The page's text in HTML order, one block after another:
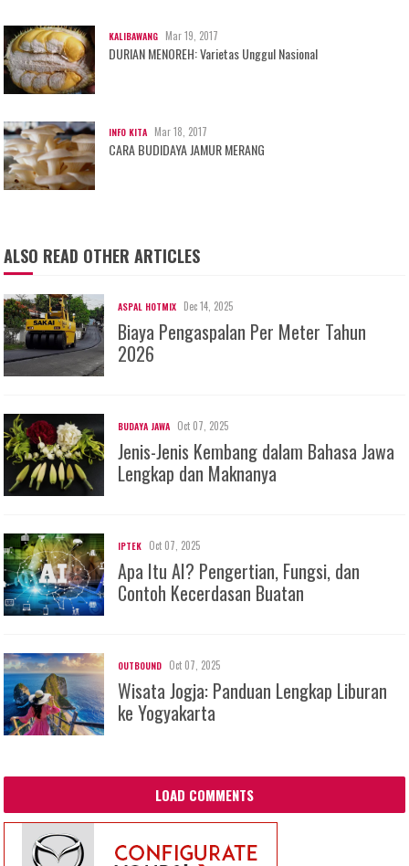
KALIBAWANG Mar 19, 2017
DURIAN MENOREH: Varietas Unggul Nasional
INFO KITA Mar 18, 2017
CARA BUDIDAYA JAMUR MERANG
ALSO READ OTHER ARTICLES
ASPAL HOTMIX Dec 14, 2025
Biaya Pengaspalan Per Meter Tahun
2026
BUDAYA JAWA Oct 07, 2025
Jenis-Jenis Kembang dalam Bahasa Jawa
Lengkap dan Maknanya
IPTEK Oct 07, 2025
Apa Itu AI? Pengertian, Fungsi, dan
Contoh Kecerdasan Buatan
OUTBOUND Oct 07, 2025
Wisata Jogja: Panduan Lengkap Liburan
ke Yogyakarta
LOAD COMMENTS